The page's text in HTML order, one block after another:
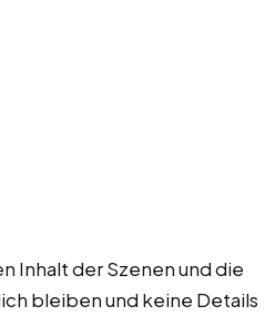
Inhalt der Szenen und die
bleiben und keine Details